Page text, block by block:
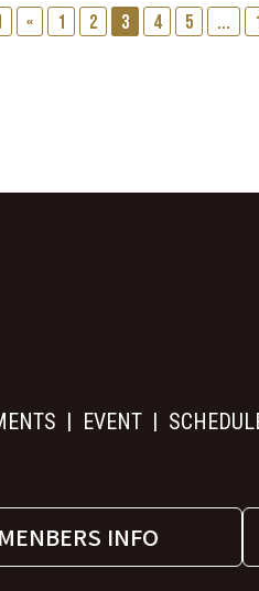
« 1 2 3 4 5 ...
EVENT
MENBERS INFO